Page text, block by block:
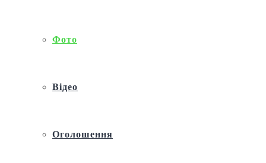
Фото
Відео
Оголошення